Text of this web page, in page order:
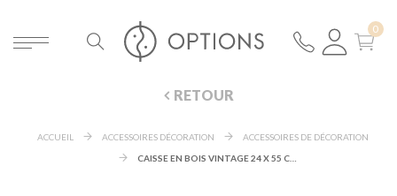
RETOUR
ACCUEIL ACCESSOIRES DÉCORATION
ACCESSOIRES DE DÉCORATION